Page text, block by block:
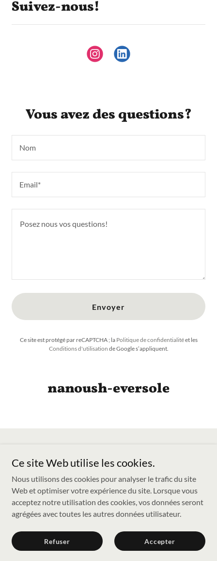
Suivez-nous!
Vous avez des questions?
Nom
Email*
Envoyer
Ce site est protégé par reCAPTCHA ; la Politique de confidentialitéet les
Conditions d'utilisation de Google s’appliquent.
nanoush-eversole
Copyright © 2026 NANOUSH SA - Tous droits réservés.
Optimisé par
Politique de confidentialité
Ce site Web utilise les cookies.
Nous utilisons des cookies pour analyser le trafic du site
Web et optimiser votre expérience du site. Lorsque vous
acceptez notre utilisation des cookies, vos données seront
agrégées avec toutes les autres données utilisateur.
Refuser Accepter